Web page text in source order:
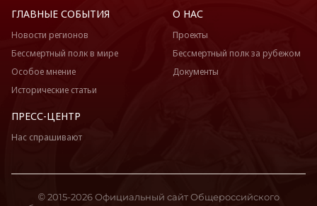
ГЛАВНЫЕ СОБЫТИЯ
Новости регионов
Бессмертный полк в мире
Особое мнение
Исторические статьи
О НАС
Проекты
Бессмертный полк за рубежом
Документы
ПРЕСС-ЦЕНТР
Нас спрашивают
© 2015-2026 Официальный сайт Общероссийского